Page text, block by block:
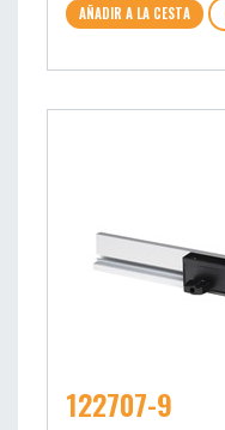
AÑADIR A LA CESTA
122707-9